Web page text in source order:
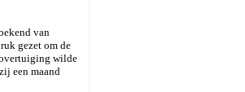
van
gezet om de
wilde
een maand